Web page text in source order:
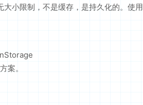
小限制，不是缓存，是持久化的。使用
案。